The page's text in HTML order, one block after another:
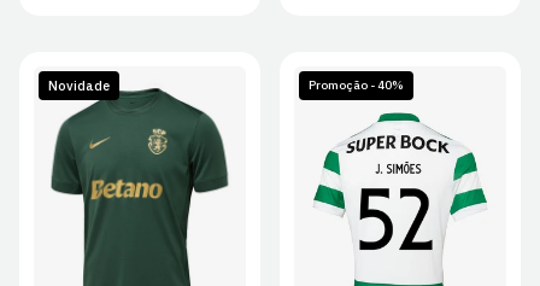
Novidade
S M L XL
Promoção - 40%
S L XL
2XL